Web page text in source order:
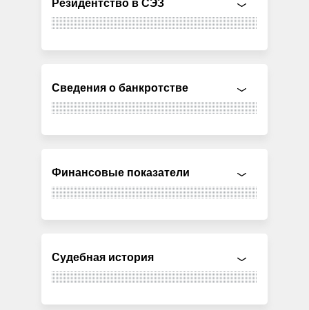
Резидентство в СЭЗ
Сведения о банкротстве
Финансовые показатели
Судебная история